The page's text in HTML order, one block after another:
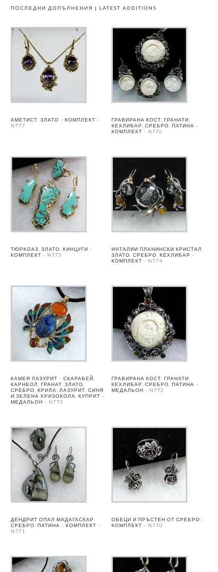
ПОСЛЕДНИ ДОПЪЛНЕНИЯ | LATEST ADDITIONS
АМЕТИСТ, ЗЛАТО – КОМПЛЕКТ –
N777
ГРАВИРАНА КОСТ, ГРАНАТИ,
КЕХЛИБАР, СРЕБРО, ПАТИНА –
КОМПЛЕКТ – N776
ТЮРКОАЗ, ЗЛАТО, КИНЦУГИ –
КОМПЛЕКТ – N775
ИНТАЛИИ ПЛАНИНСКИ КРИСТАЛ,
ЗЛАТО, СРЕБРО, КЕХЛИБАР –
КОМПЛЕКТ – N774
КАМЕЯ ЛАЗУРИТ – СКАРАБЕЙ,
КАРНЕОЛ, ГРАНАТ, ЗЛАТО,
СРЕБРО. КРИЛА: ЛАЗУРИТ, СИНЯ
И ЗЕЛЕНА ХРИЗОКОЛА, КУПРИТ –
МЕДАЛЬОН – N773
ГРАВИРАНА КОСТ, ГРАНАТИ,
КЕХЛИБАР, СРЕБРО, ПАТИНА –
МЕДАЛЬОН – N772
ДЕНДРИТ ОПАЛ МАДАГАСКАР,
СРЕБРО, ПАТИНА – КОМПЛЕКТ –
N771
ОБЕЦИ И ПРЪСТЕН ОТ СРЕБРО –
КОМПЛЕКТ – N770